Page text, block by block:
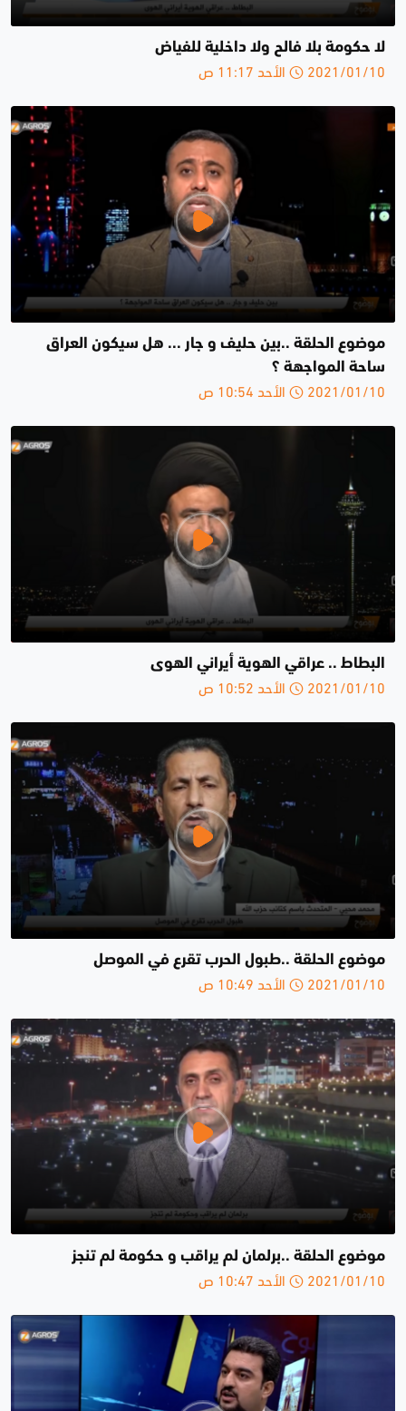
لا حكومة بلا فالح ولا داخلية للفياض
2021/01/10 الأحد 11:17 ص
موضوع الحلقة ..بين حليف و جار ... هل سيكون العراق
ساحة المواجهة ؟
2021/01/10 الأحد 10:54 ص
البطاط .. عراقي الهوية أيراني الهوى
2021/01/10 الأحد 10:52 ص
موضوع الحلقة ..طبول الحرب تقرع في الموصل
2021/01/10 الأحد 10:49 ص
موضوع الحلقة ..برلمان لم يراقب و حكومة لم تنجز
2021/01/10 الأحد 10:47 ص